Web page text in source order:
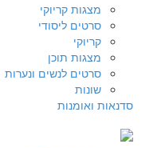
מצגות קריוקי
סרטים ליסודי
קריוקי
מצגות תוכן
סרטים לנשים ונערות
שונות
סדנאות ואומנות